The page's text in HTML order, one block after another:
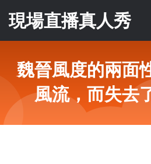
現場直播真人秀
魏晉風度的兩面
風流，而失去